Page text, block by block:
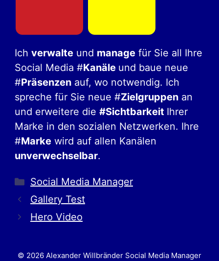
Ich verwalte und manage für Sie all Ihre
Social Media #Kanäle und baue neue
#Präsenzen auf, wo notwendig. Ich
spreche für Sie neue #Zielgruppen an
und erweitere die #Sichtbarkeit Ihrer
Marke in den sozialen Netzwerken. Ihre
#Marke wird auf allen Kanälen
unverwechselbar.
Social Media Manager
Gallery Test
Hero Video
© 2026 Alexander Willbränder Social Media Manager